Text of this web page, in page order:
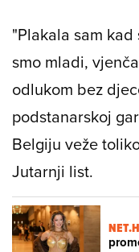
"Plakala sam
smo mladi,
odlukom bez
podstanarskoj
Belgiju veže
Jutarnji list.